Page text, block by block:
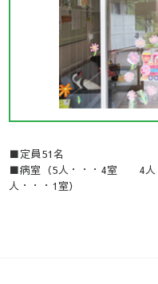
■定員51名
■病室（5人・・・4室 4
人・・・1室）